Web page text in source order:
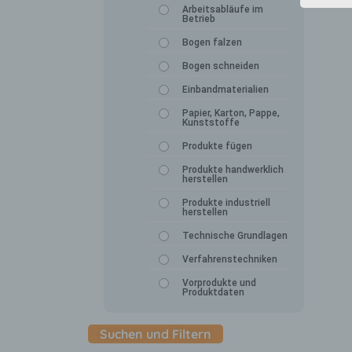
Arbeitsabläufe im
Betrieb
Bogen falzen
Bogen schneiden
Einbandmaterialien
Papier, Karton, Pappe,
Kunststoffe
Produkte fügen
Produkte handwerklich
herstellen
Produkte industriell
herstellen
Technische Grundlagen
Verfahrenstechniken
Vorprodukte und
Produktdaten